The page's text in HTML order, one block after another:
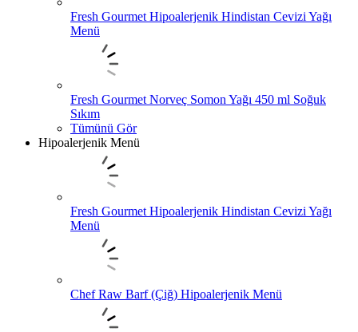
Fresh Gourmet Hipoalerjenik Hindistan Cevizi Yağı
Menü
Fresh Gourmet Norveç Somon Yağı 450 ml Soğuk
Sıkım
Tümünü Gör
Hipoalerjenik Menü
Fresh Gourmet Hipoalerjenik Hindistan Cevizi Yağı
Menü
Chef Raw Barf (Çiğ) Hipoalerjenik Menü